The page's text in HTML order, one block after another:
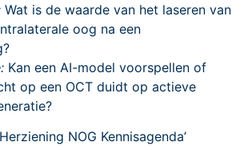
Wat is de waarde van het laseren van
oog na een
Kan een AI-model voorspellen of
op een OCT duidt op actieve
NOG Kennisagenda’